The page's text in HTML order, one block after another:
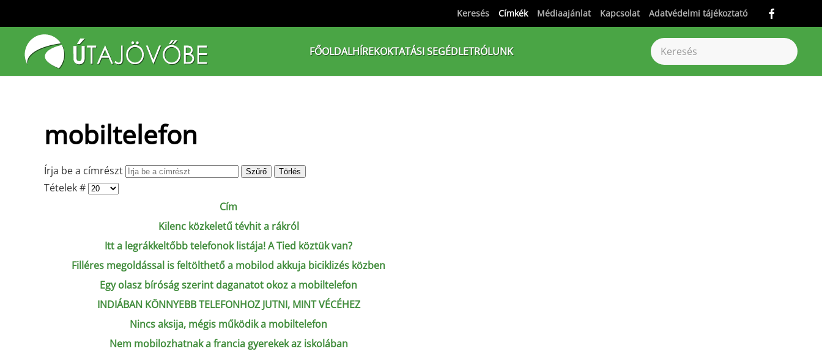
Fő tartalom átugrása
Keresés Címkék Médiaajánlat Kapcsolat Adatvédelmi tájékoztató
FŐOLDALHÍREKOKTATÁSI SEGÉDLETRÓLUNK
mobiltelefon
Írja be a címrészt Szűrő Törlés
Tételek #
Cím
Kilenc közkeletű tévhit a rákról
Itt a legrákkeltőbb telefonok listája! A Tied köztük van?
Filléres megoldással is feltölthető a mobilod akkuja biciklizés közben
Egy olasz bíróság szerint daganatot okoz a mobiltelefon
INDIÁBAN KÖNNYEBB TELEFONHOZ JUTNI, MINT VÉCÉHEZ
Nincs aksija, mégis működik a mobiltelefon
Nem mobilozhatnak a francia gyerekek az iskolában